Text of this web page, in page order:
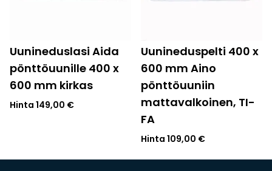
Uunineduslasi Aida
pönttöuunille 400 x
600 mm kirkas
Hinta 149,00 €
Uunineduspelti 400 x
600 mm Aino
pönttöuuniin
mattavalkoinen, TI-
FA
Hinta 109,00 €